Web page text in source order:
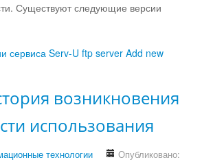
Существуют следующие версии
сервиса Serv-U ftp server Add new
возникновения
использования
технологии
Опубликовано: